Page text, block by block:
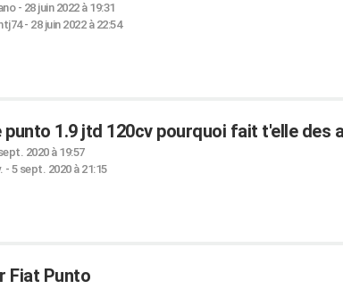
- 28 juin 2022 à 19:31
- 28 juin 2022 à 22:54
punto 1.9 jtd 120cv pourquoi fait t'elle des
2020 à 19:57
- 5 sept. 2020 à 21:15
Fiat Punto